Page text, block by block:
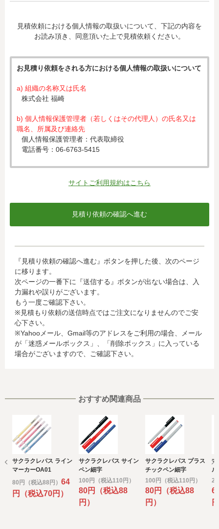
見積依頼における個人情報の取扱いについて、下記の内容を
お読み頂き、同意頂いた上で見積依頼ください。
お見積り依頼をされる方における個人情報の取扱いについて
a) 組織の名称又は氏名
株式会社 福崎
b) 個人情報保護管理者（若しくはその代理人）の氏名又は
職名、所属及び連絡先
個人情報保護管理者：代表取締役
電話番号：06-6763-5415
c) 個人情報の利用目的
入力された個人情報は、お見積り依頼への対応のために利
d) 個人情報の第三者提供について
当社がお客様から収集した以下の個人情報等は、カード発
行会社が行う不正利用検知・防止のために、お客様が利用
されているカード発行会社へ提供させていただきます。(氏
名、電話番号、email アドレス、インターネット利用環境
に関する情報等)
お客様が利用されているカード発行会社が外国にある場
合、これらの情報は当該発行会社が所属する国に移転され
る場合があります。当社では、お客様から収集した情報か
らは、ご利用のカード発行会社及び当該会社が所在する国
を特定することができないため、以下の個人情報保護措置
・発行会社の個人情報保護の措置
なお、個人情報保護委員会のホームページ
(https://www.ppc.go.jp/)では、各国における個人情報保護
制度に関する情報について掲載されています。
お客様が未成年の場合、親権者または後見人の承諾を得た
上で、本サービスを利用するものとします。
e) 個人情報の取扱いの委託について
取得した個人情報の取扱いの全部又は、一部を委託するこ
とがあります。
その場合には、当社において最善の考慮を行います。
サイトご利用規約はこちら
『見積り依頼の確認へ進む』ボタンを押した後、次のページ
に移ります。
次ページの一番下に『送信する』ボタンが出ない場合は、入
力漏れや誤りがございます。
もう一度ご確認下さい。
※見積もり依頼の送信時点ではご注文になりませんのでご安
心下さい。
※Yahooメール、Gmail等のアドレスをご利用の場合、メール
が「迷惑メールボックス」、「削除ボックス」に入っている
場合がございますので、ご確認下さい。
おすすめ関連商品
サクラクレパス ライン
マーカーOA01
80円（税込88円） 64
円（税込70円）
サクラクレパス サイン
ペン細字
100円（税込110円）
80円（税込88
円）
サクラクレパス プラス
チックペン細字
100円（税込110円）
80円（税込88
円）
マ
ル